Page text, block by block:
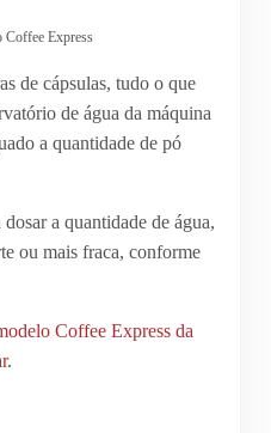
Coffee Express
de cápsulas, tudo o que
de água da máquina
a quantidade de pó
a quantidade de água,
ou mais fraca, conforme
Coffee Express da
.